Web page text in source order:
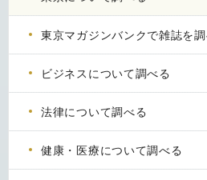
東京マガジンバンクで雑誌を調
ビジネスについて調べる
法律について調べる
健康・医療について調べる